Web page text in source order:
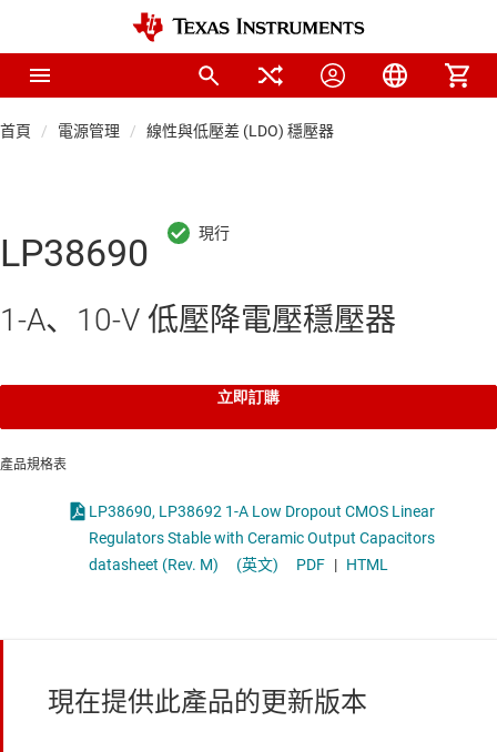
首頁 電源管理 線性與低壓差 (LDO) 穩壓器
LP38690
1-A、10-V 低壓降電壓穩壓器
立即訂購
產品規格表
LP38690, LP38692 1-A Low Dropout CMOS Linear
Regulators Stable with Ceramic Output Capacitors
datasheet (Rev. M)
(英文) PDF | HTML
現在提供此產品的更新版本